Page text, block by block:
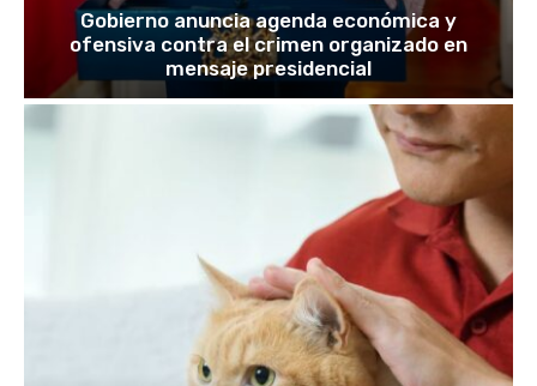
Gobierno anuncia agenda económica y
ofensiva contra el crimen organizado en
mensaje presidencial